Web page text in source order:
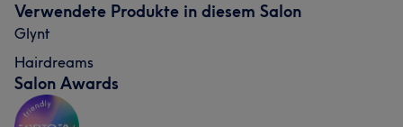
Verwendete Produkte in diesem Salon
Glynt
Hairdreams
Salon Awards